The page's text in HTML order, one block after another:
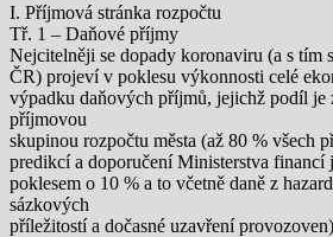
I. Příjmová stránka rozpočtu
Tř. 1 – Daňové příjmy
Nejcitelněji se dopady koronaviru (a s tím
ČR) projeví v poklesu výkonnosti celé
výpadku daňových příjmů, jejichž podíl je
příjmovou
skupinou rozpočtu města (až 80 % všech
predikcí a doporučení Ministerstva financí
poklesem o 10 % a to včetně daně z
sázkových
příležitostí a dočasné uzavření